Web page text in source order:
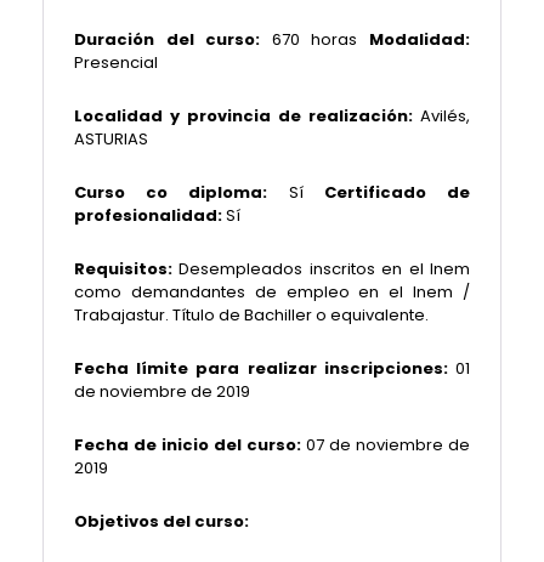
Duración del curso: 670 horas Modalidad:
Presencial
Localidad y provincia de realización: Avilés,
ASTURIAS
Curso co diploma: Sí Certificado de
profesionalidad:Sí
Requisitos: Desempleados inscritos en el Inem
como demandantes de empleo en el Inem /
Trabajastur. Título de Bachiller o equivalente.
Fecha límite para realizar inscripciones:01
de noviembre de 2019
Fecha de inicio del curso: 07 de noviembre de
2019
Objetivos del curso: